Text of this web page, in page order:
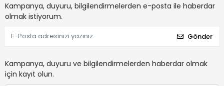
Kampanya, duyuru, bilgilendirmelerden e-posta ile haberdar
olmak istiyorum.
Gönder
Kampanya, duyuru ve bilgilendirmelerden haberdar olmak
için kayıt olun.